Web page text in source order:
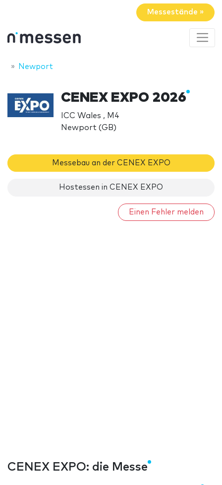
Messestände »
Newport
CENEX EXPO 2026
ICC Wales , M4
Newport (GB)
Messebau an der CENEX EXPO
Hostessen in CENEX EXPO
Einen Fehler melden
CENEX EXPO: die Messe